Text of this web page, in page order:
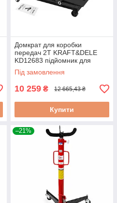
Домкрат для коробки
передач 2T KRAFT&DELE
KD12683 підйомник для
коробки передач гідравлічний
Під замовлення
10 259 ₴ 12 665,43 ₴
Купити
–21%